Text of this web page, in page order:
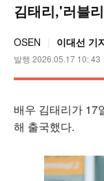
김태리,'러블
OSEN 이대선 기
발행 2026.05.17 10: 43
배우 김태리가 17
해 출국했다.